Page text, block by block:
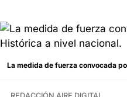
La medida de fuerza convocada